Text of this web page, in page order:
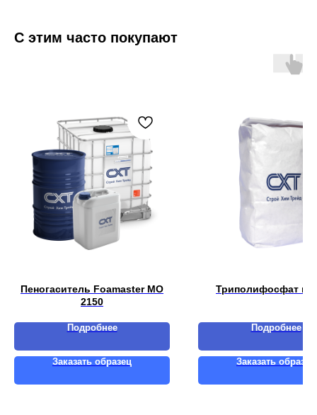
С этим часто покупают
Пеногаситель Foamaster MO
2150
Подробнее
Заказать образец
Триполифосфат
Подробнее
Заказать образец